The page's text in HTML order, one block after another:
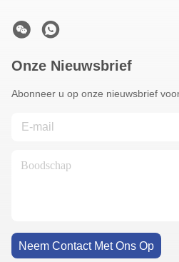
Onze Nieuwsbrief
Abonneer u op onze nieuwsbrief
Neem Contact Met Ons Op